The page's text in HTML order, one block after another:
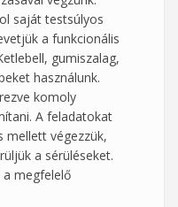
saját testsúlyos
a funkcionális
gumiszalag,
használunk.
komoly
A feladatokat
mellett végezzük,
a sérüléseket.
megfelelő